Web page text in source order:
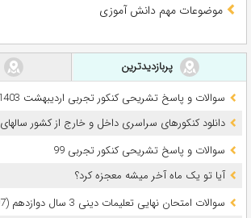
موضوعات مهم دانش آموزی
پربازدیدترین
سوالات و پاسخ تشریحی کنکور تجربی اردیبهشت 1403 (نوبت اول)
دانلود کنکورهای سراسری داخل و خارج از کشور سالهای 1381 تا 1405
سوالات و پاسخ تشریحی کنکور تجربی 99
آیا تو یک ماه آخر میشه معجزه کرد؟
سوالات امتحان نهایی تعلیمات دینی 3 سال دوازدهم (1397 تا 1405)